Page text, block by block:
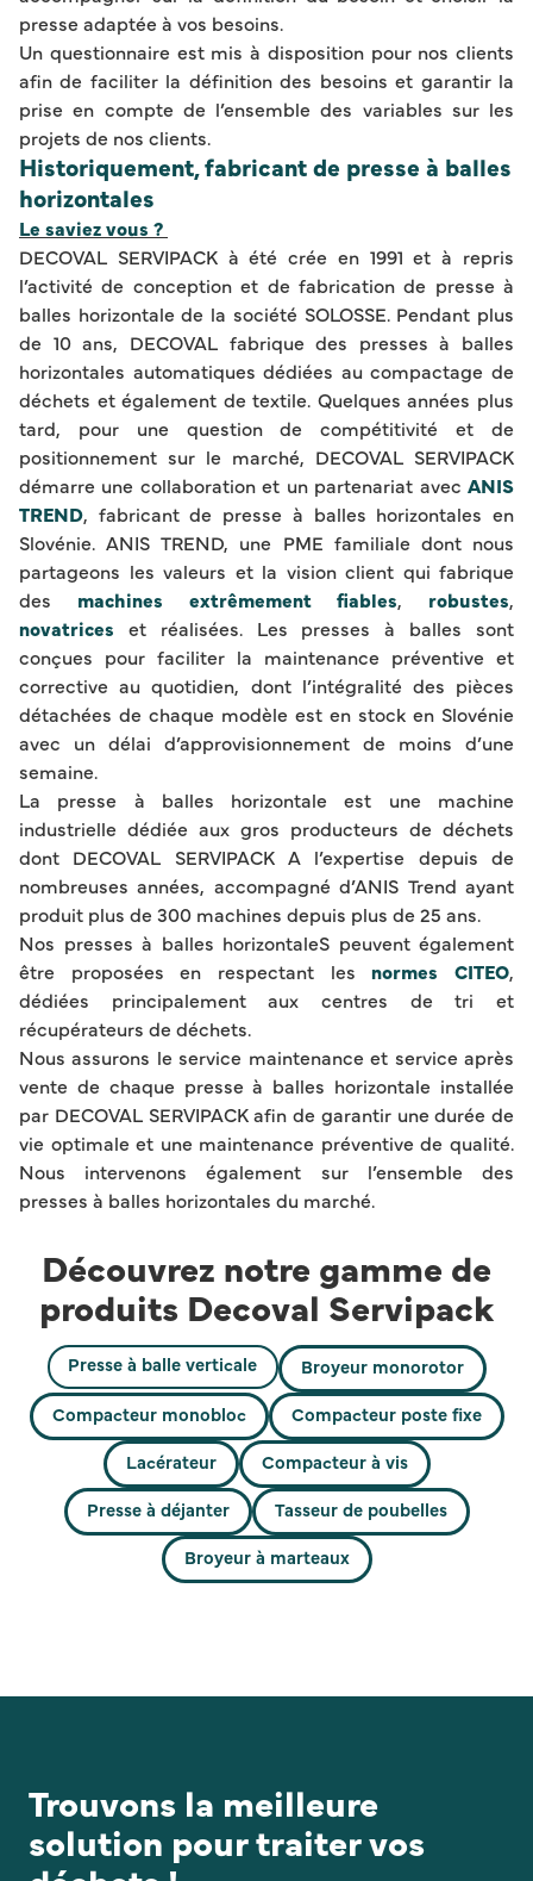
presse adaptée à vos besoins.
Un questionnaire est mis à disposition pour nos clients
afin de faciliter la définition des besoins et garantir la
prise en compte de l’ensemble des variables sur les
projets de nos clients.
Historiquement, fabricant de presse à balles
horizontales
Le saviez vous ?
DECOVAL SERVIPACK à été crée en 1991 et à repris
l’activité de conception et de fabrication de presse à
balles horizontale de la société SOLOSSE. Pendant plus
de 10 ans, DECOVAL fabrique des presses à balles
horizontales automatiques dédiées au compactage de
déchets et également de textile. Quelques années plus
tard, pour une question de compétitivité et de
positionnement sur le marché, DECOVAL SERVIPACK
démarre une collaboration et un partenariat avec ANIS
TREND, fabricant de presse à balles horizontales en
Slovénie. ANIS TREND, une PME familiale dont nous
partageons les valeurs et la vision client qui fabrique
des machines extrêmement fiables, robustes,
novatrices et réalisées. Les presses à balles sont
conçues pour faciliter la maintenance préventive et
corrective au quotidien, dont l’intégralité des pièces
détachées de chaque modèle est en stock en Slovénie
avec un délai d’approvisionnement de moins d’une
semaine.
La presse à balles horizontale est une machine
industrielle dédiée aux gros producteurs de déchets
dont DECOVAL SERVIPACK A l’expertise depuis de
nombreuses années, accompagné d’ANIS Trend ayant
produit plus de 300 machines depuis plus de 25 ans.
Nos presses à balles horizontaleS peuvent également
être proposées en respectant lesnormes CITEO,
dédiées principalement aux centres de tri et
récupérateurs de déchets.
Nous assurons le service maintenance et service après
vente de chaque presse à balles horizontale installée
par DECOVAL SERVIPACK afin de garantir une durée de
vie optimale et une maintenance préventive de qualité.
Nous intervenons également sur l’ensemble des
presses à balles horizontales du marché.
Découvrez notre gamme de
produits Decoval Servipack
Presse à balle verticale
Broyeur monorotor
Compacteur monobloc
Compacteur poste fixe
Lacérateur
Compacteur à vis
Presse à déjanter
Tasseur de poubelles
Broyeur à marteaux
Trouvons la meilleure
solution pour traiter vos